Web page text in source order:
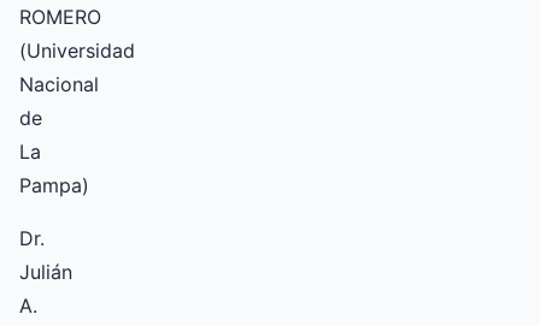
ROMERO
(Universidad
Nacional
de
La
Pampa)
Dr.
Julián
A.